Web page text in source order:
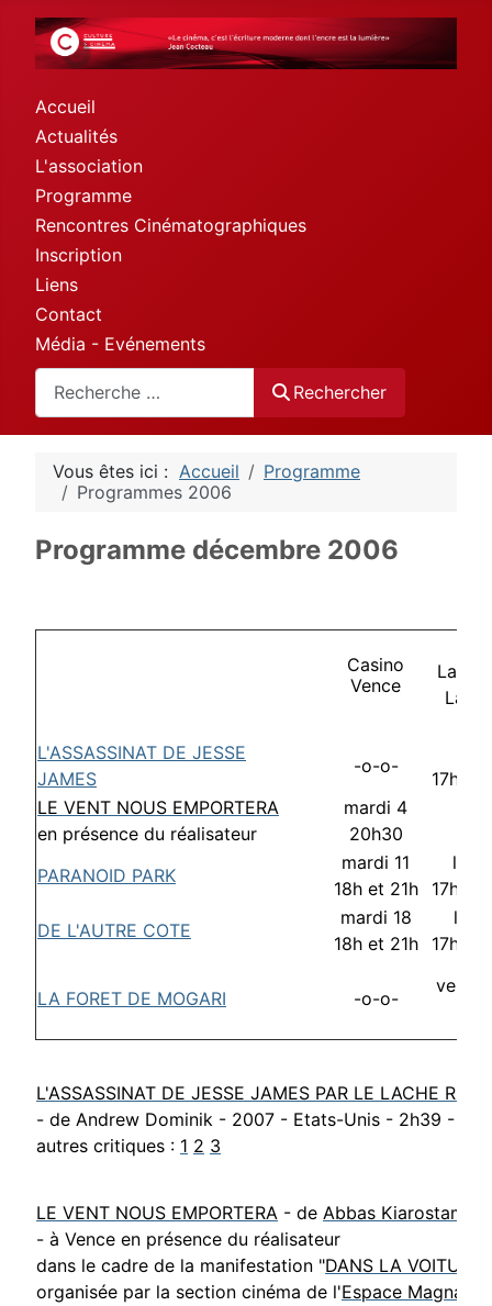
Accueil
Actualités
L'association
Programme
Rencontres Cinématographiques
Inscription
Liens
Contact
Média - Evénements
Rechercher
Rechercher
Vous êtes ici : Accueil
Programme
Programmes 2006
Programme décembre 2006
Casino
Vence
La
La
L'ASSASSINAT DE JESSE
JAMES
-o-o-
17h30
LE VENT NOUS EMPORTERA
en présence du réalisateur
mardi 4
20h30
PARANOID PARK
mardi 11
18h et 21h
17h30
DE L'AUTRE COTE
mardi 18
18h et 21h
17h30
LA FORET DE MOGARI -o-o-
L'ASSASSINAT DE JESSE JAMES PAR LE LACHE
- de Andrew Dominik - 2007 - Etats-Unis - 2h39 -
autres critiques : 1 2 3
LE VENT NOUS EMPORTERA - de Abbas Kiarostami
- à Vence en présence du réalisateur
dans le cadre de la manifestation "DANS LA VOITURE
organisée par la section cinéma de l'Espace Magnan